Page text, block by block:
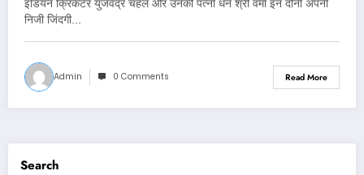
इंडियन क्रिकेटर युजवेंद्र चहल और उनकी पत्नी धन श्री वर्मा इन दोनों अपनी
निजी जिंदगी…
Admin 0 Comments Read More
Search